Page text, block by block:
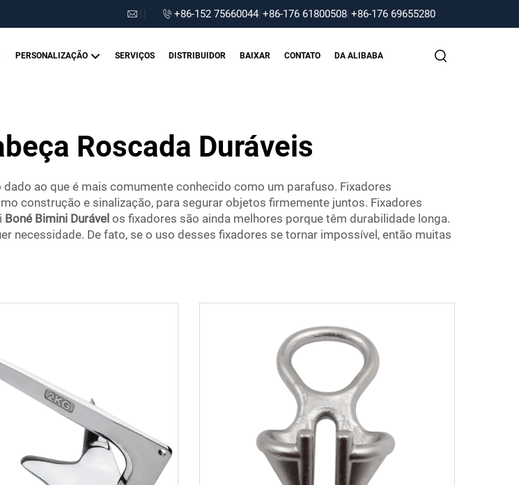
+86-152 75660044 +86-176 61800508 +86-176 69655280
PERSONALIZAÇÃO SERVIÇOS DISTRIBUIDOR BAIXAR CONTATO DA ALIBABA
Roscada Duráveis
ao que é mais comumente conhecido como um parafuso. Fixadores
construção e sinalização, para segurar objetos firmemente juntos. Fixadores
Boné Bimini Durável os fixadores são ainda melhores porque têm durabilidade longa.
necessidade. De fato, se o uso desses fixadores se tornar impossível, então muitas